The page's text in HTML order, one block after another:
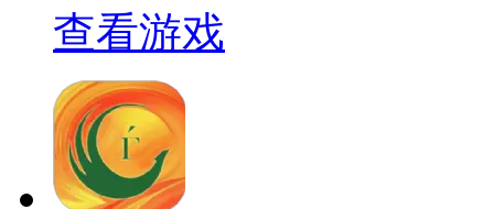
查看游戏